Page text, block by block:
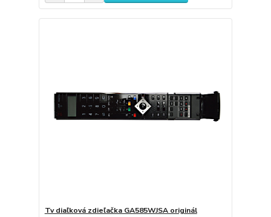
Tv diaľková zdieľačka GA585WJSA originál